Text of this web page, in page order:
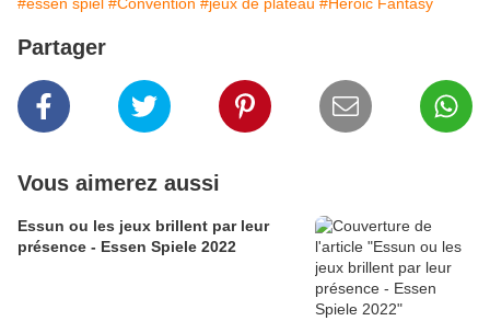
Partager
Vous aimerez aussi
Essun ou les jeux brillent par leur
présence - Essen Spiele 2022